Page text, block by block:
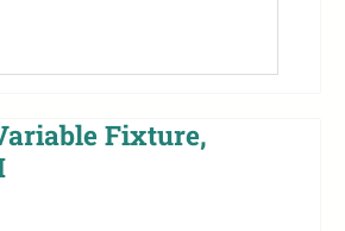
Fixture,